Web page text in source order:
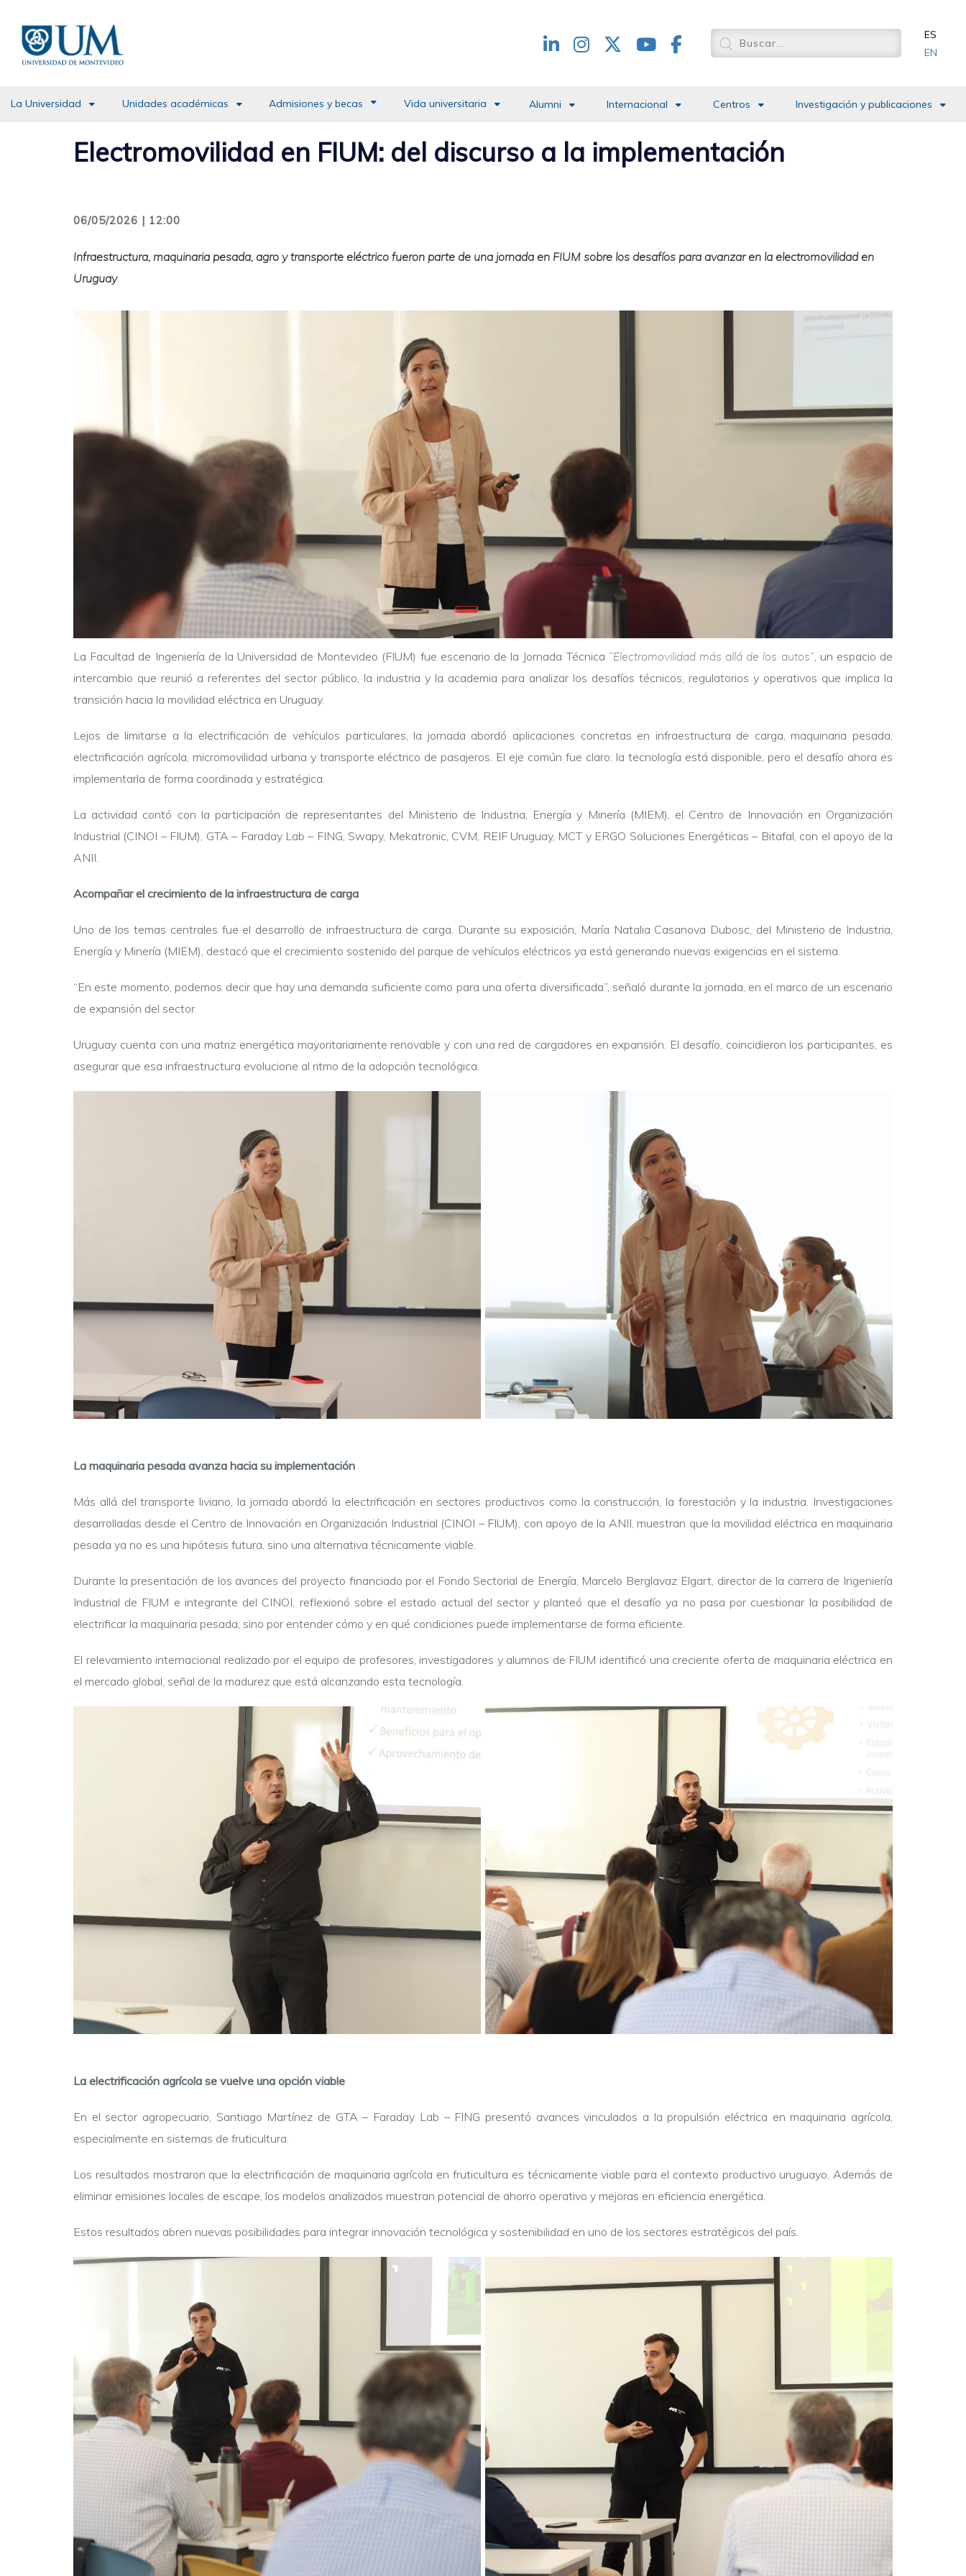
contenido
principal
Redes
ES
EN
La Universidad Unidades académicas Admisiones y becas Vida universitaria Alumni Internacional Centros Investigación y publicaciones
Electromovilidad en FIUM: del discurso a la implementación
06/05/2026 | 12:00
Infraestructura, maquinaria pesada, agro y transporte eléctrico fueron parte de una jornada en FIUM sobre los desafíos para avanzar en la electromovilidad en
Uruguay
La Facultad de Ingeniería de la Universidad de Montevideo (FIUM) fue escenario de la Jornada Técnica “Electromovilidad más allá de los autos”, un espacio de
intercambio que reunió a referentes del sector público, la industria y la academia para analizar los desafíos técnicos, regulatorios y operativos que implica la
transición hacia la movilidad eléctrica en Uruguay.
Lejos de limitarse a la electrificación de vehículos particulares, la jornada abordó aplicaciones concretas en infraestructura de carga, maquinaria pesada,
electrificación agrícola, micromovilidad urbana y transporte eléctrico de pasajeros. El eje común fue claro: la tecnología está disponible, pero el desafío ahora es
implementarla de forma coordinada y estratégica.
La actividad contó con la participación de representantes del Ministerio de Industria, Energía y Minería (MIEM), el Centro de Innovación en Organización
Industrial (CINOI – FIUM), GTA – Faraday Lab – FING, Swapy, Mekatronic, CVM, REIF Uruguay, MCT y ERGO Soluciones Energéticas – Bitafal, con el apoyo de la
ANII.
Acompañar el crecimiento de la infraestructura de carga
Uno de los temas centrales fue el desarrollo de infraestructura de carga. Durante su exposición, María Natalia Casanova Dubosc, del Ministerio de Industria,
Energía y Minería (MIEM), destacó que el crecimiento sostenido del parque de vehículos eléctricos ya está generando nuevas exigencias en el sistema.
“En este momento, podemos decir que hay una demanda suficiente como para una oferta diversificada”, señaló durante la jornada, en el marco de un escenario
de expansión del sector.
Uruguay cuenta con una matriz energética mayoritariamente renovable y con una red de cargadores en expansión. El desafío, coincidieron los participantes, es
asegurar que esa infraestructura evolucione al ritmo de la adopción tecnológica.
La maquinaria pesada avanza hacia su implementación
Más allá del transporte liviano, la jornada abordó la electrificación en sectores productivos como la construcción, la forestación y la industria. Investigaciones
desarrolladas desde el Centro de Innovación en Organización Industrial (CINOI – FIUM), con apoyo de la ANII, muestran que la movilidad eléctrica en maquinaria
pesada ya no es una hipótesis futura, sino una alternativa técnicamente viable.
Durante la presentación de los avances del proyecto financiado por el Fondo Sectorial de Energía, Marcelo Berglavaz Elgart, director de la carrera de Ingeniería
Industrial de FIUM e integrante del CINOI, reflexionó sobre el estado actual del sector y planteó que el desafío ya no pasa por cuestionar la posibilidad de
electrificar la maquinaria pesada, sino por entender cómo y en qué condiciones puede implementarse de forma eficiente.
El relevamiento internacional realizado por el equipo de profesores, investigadores y alumnos de FIUM identificó una creciente oferta de maquinaria eléctrica en
el mercado global, señal de la madurez que está alcanzando esta tecnología.
La electrificación agrícola se vuelve una opción viable
En el sector agropecuario, Santiago Martínez de GTA – Faraday Lab – FING presentó avances vinculados a la propulsión eléctrica en maquinaria agrícola,
especialmente en sistemas de fruticultura.
Los resultados mostraron que la electrificación de maquinaria agrícola en fruticultura es técnicamente viable para el contexto productivo uruguayo. Además de
eliminar emisiones locales de escape, los modelos analizados muestran potencial de ahorro operativo y mejoras en eficiencia energética.
Estos resultados abren nuevas posibilidades para integrar innovación tecnológica y sostenibilidad en uno de los sectores estratégicos del país.